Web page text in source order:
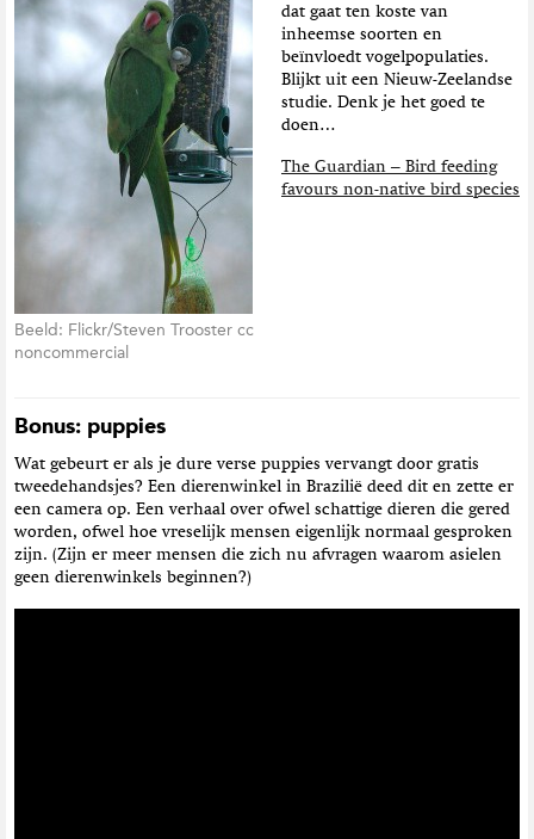
Beeld: Flickr/Steven Trooster cc
noncommercial
dat gaat ten koste van
inheemse soorten en
beïnvloedt vogelpopulaties.
Blijkt uit een Nieuw-Zeelandse
studie. Denk je het goed te
doen…
The Guardian – Bird feeding
favours non-native bird species
Bonus: puppies
Wat gebeurt er als je dure verse puppies vervangt door gratis
tweedehandsjes? Een dierenwinkel in Brazilië deed dit en zette er
een camera op. Een verhaal over ofwel schattige dieren die gered
worden, ofwel hoe vreselijk mensen eigenlijk normaal gesproken
zijn. (Zijn er meer mensen die zich nu afvragen waarom asielen
geen dierenwinkels beginnen?)